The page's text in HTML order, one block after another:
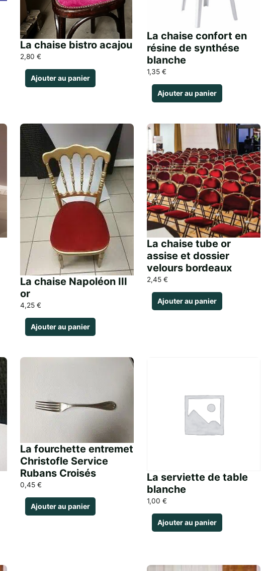
La chaise bistro acajou
2,80 €
Ajouter au panier
La chaise confort en
résine de synthése
blanche
1,35 €
Ajouter au panier
La chaise Napoléon III
or
4,25 €
Ajouter au panier
La chaise tube or
assise et dossier
velours bordeaux
2,45 €
Ajouter au panier
La fourchette entremet
Christofle Service
Rubans Croisés
0,45 €
Ajouter au panier
La serviette de table
blanche
1,00 €
Ajouter au panier